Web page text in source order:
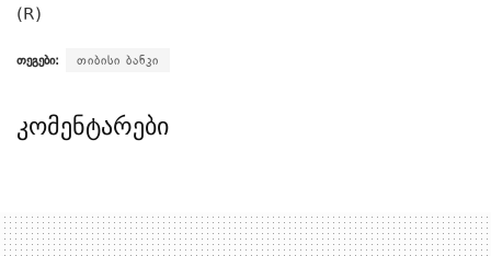
(R)
თეგები: თიბისი ბანკი
კომენტარები